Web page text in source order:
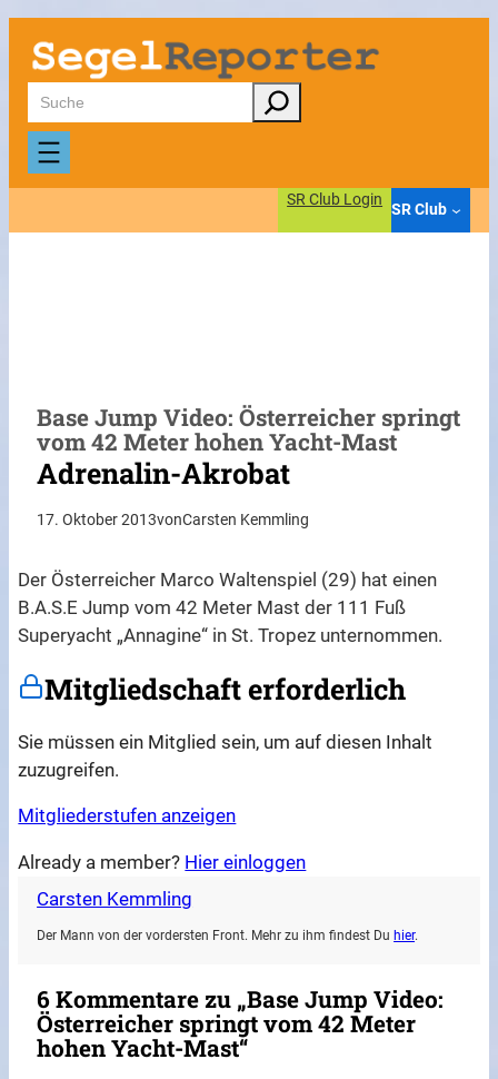
Zum
Inhalt
springen
Suchen
SR Club Login
SR Club
Base Jump Video: Österreicher springt
vom 42 Meter hohen Yacht-Mast
Adrenalin-Akrobat
17. Oktober 2013vonCarsten Kemmling
Der Österreicher Marco Waltenspiel (29) hat einen
B.A.S.E Jump vom 42 Meter Mast der 111 Fuß
Superyacht „Annagine“ in St. Tropez unternommen.
Mitgliedschaft erforderlich
Sie müssen ein Mitglied sein, um auf diesen Inhalt
zuzugreifen.
Mitgliederstufen anzeigen
Already a member? Hier einloggen
Carsten Kemmling
Der Mann von der vordersten Front. Mehr zu ihm findest Du hier.
6 Kommentare zu „Base Jump Video:
Österreicher springt vom 42 Meter
hohen Yacht-Mast“